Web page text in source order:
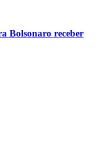
Bolsonaro receber